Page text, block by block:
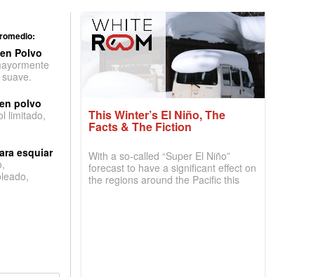
Polvo
polvo
limitado,
esquiar
This Winter’s El Niño, The
Facts & The Fiction
With a so-called “Super El Niño”
forecast to have a significant effect on
the regions around the Pacific this